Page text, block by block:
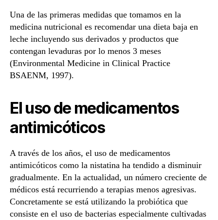
Una de las primeras medidas que tomamos en la
medicina nutricional es recomendar una dieta baja en
leche incluyendo sus derivados y productos que
contengan levaduras por lo menos 3 meses
(Environmental Medicine in Clinical Practice
BSAENM, 1997).
El uso de medicamentos
antimicóticos
A través de los años, el uso de medicamentos
antimicóticos como la nistatina ha tendido a disminuir
gradualmente. En la actualidad, un número creciente de
médicos está recurriendo a terapias menos agresivas.
Concretamente se está utilizando la probiótica que
consiste en el uso de bacterias especialmente cultivadas